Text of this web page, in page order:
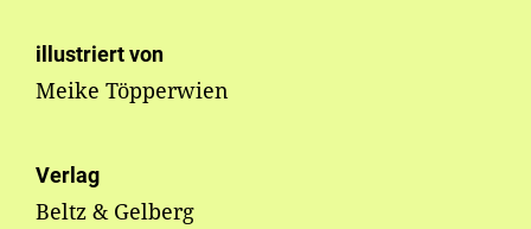
illustriert von
Meike Töpperwien
Verlag
Beltz & Gelberg